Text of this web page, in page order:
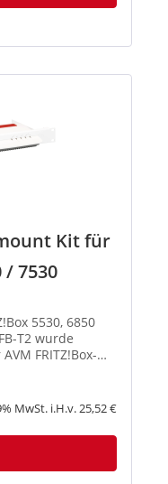
Kit für
/ 7530
5530, 6850
T2 wurde
FRITZ!Box-
19-Zoll-Server-
sich...
MwSt. i.H.v. 25,52 €